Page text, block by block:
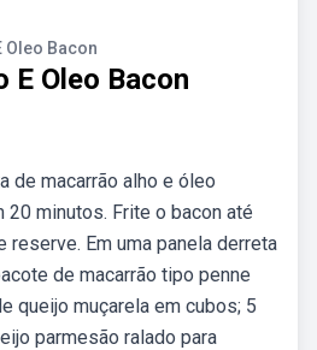
Oleo Bacon
E Oleo Bacon
de macarrão alho e óleo
minutos. Frite o bacon até
reserve. Em uma panela derreta
de macarrão tipo penne
queijo muçarela em cubos; 5
parmesão ralado para